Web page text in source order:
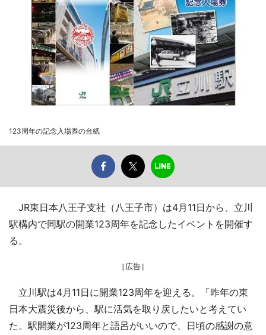
123周年の記念入場券の台紙
JR東日本八王子支社（八王子市）は4月11日から、立川
駅構内で同駅の開業123周年を記念したイベントを開催す
る。
［広告］
立川駅は4月11日に開業123周年を迎える。「昨年の東
日本大震災後から、駅に活気を取り戻したいと考えてい
た。駅開業が123周年と語呂がいいので、日頃の感謝の意